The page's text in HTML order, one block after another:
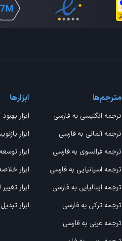
مترجم‌ها
ترجمه انگلیسی به فارسی
ترجمه آلمانی به فارسی
ترجمه فرانسوی به فارسی
ترجمه اسپانیایی به فارسی
ترجمه ایتالیایی به فارسی
ترجمه ترکی به فارسی
ترجمه عربی به فارسی
ابزارها
ابزار
ابزار
ابزار
ابزار
ابزار
ابزار